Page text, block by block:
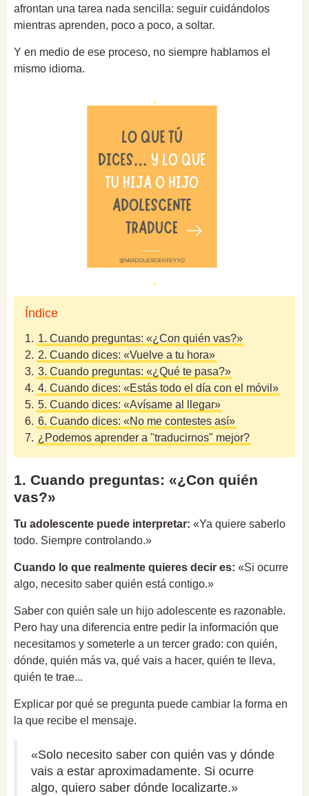
afrontan una tarea nada sencilla: seguir cuidándolos
mientras aprenden, poco a poco, a soltar.
Y en medio de ese proceso, no siempre hablamos el
mismo idioma.
Índice
1. 1. Cuando preguntas: «¿Con quién vas?»
2. 2. Cuando dices: «Vuelve a tu hora»
3. 3. Cuando preguntas: «¿Qué te pasa?»
4. 4. Cuando dices: «Estás todo el día con el móvil»
5. 5. Cuando dices: «Avísame al llegar»
6. 6. Cuando dices: «No me contestes así»
7. ¿Podemos aprender a "traducirnos" mejor?
1. Cuando preguntas: «¿Con quién
vas?»
Tu adolescente puede interpretar: «Ya quiere saberlo
todo. Siempre controlando.»
Cuando lo que realmente quieres decir es: «Si ocurre
algo, necesito saber quién está contigo.»
Saber con quién sale un hijo adolescente es razonable.
Pero hay una diferencia entre pedir la información que
necesitamos y someterle a un tercer grado: con quién,
dónde, quién más va, qué vais a hacer, quién te lleva,
quién te trae...
Explicar por qué se pregunta puede cambiar la forma en
la que recibe el mensaje.
«Solo necesito saber con quién vas y dónde
vais a estar aproximadamente. Si ocurre
algo, quiero saber dónde localizarte.»